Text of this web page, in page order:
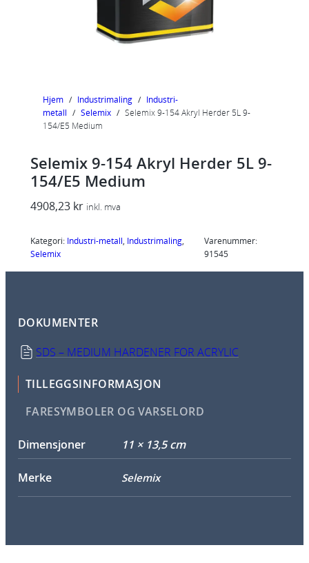
Hjem / Industrimaling / Industri-
metall / Selemix / Selemix 9-154 Akryl Herder 5L 9-
154/E5 Medium
Selemix 9-154 Akryl Herder 5L 9-
154/E5 Medium
4908,23 kr inkl. mva
Kategori: Industri-metall, Industrimaling
Selemix
Varenummer:
91545
DOKUMENTER
SDS – MEDIUM HARDENER FOR ACRYLIC
TILLEGGSINFORMASJON
FARESYMBOLER OG VARSELORD
Dimensjoner 11 × 13,5 cm
Merke Selemix